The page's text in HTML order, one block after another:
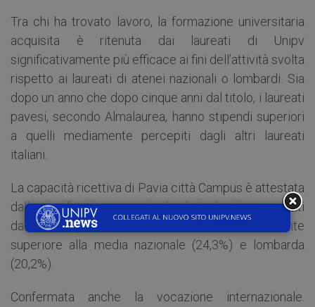
Tra chi ha trovato lavoro, la formazione universitaria
acquisita è ritenuta dai laureati di Unipv
significativamente più efficace ai fini dell’attività svolta
rispetto ai laureati di atenei nazionali o lombardi. Sia
dopo un anno che dopo cinque anni dal titolo, i laureati
pavesi, secondo Almalaurea, hanno stipendi superiori
a quelli mediamente percepiti dagli altri laureati
italiani.
La capacità ricettiva di Pavia città Campus è attestata
dalla significativa percentuale di studenti provenienti
da fuori regione che è pari al 36,7%, nettamente
superiore alla media nazionale (24,3%) e lombarda
(20,2%).
Confermata anche la vocazione internazionale.